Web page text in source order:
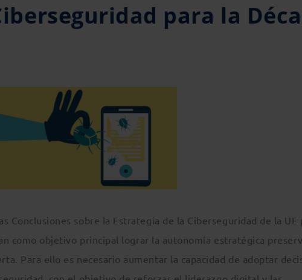
para la
Conclusiones sobre la Estrategia de la Ciberseguridad de la UE
como objetivo principal lograr la autonomía estratégica
Para ello es necesario aumentar la capacidad de adoptar